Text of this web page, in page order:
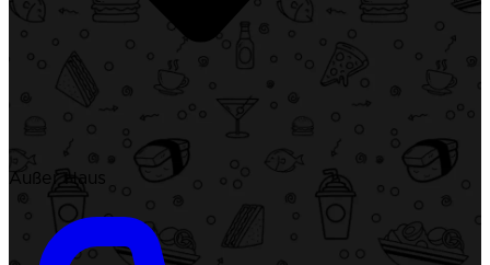
Außer Haus